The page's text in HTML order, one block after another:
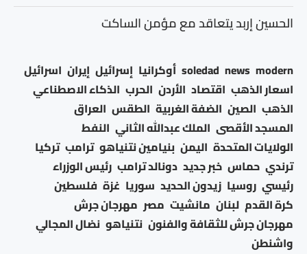
الحسين إربد يتعاقد مع مؤمن الساكت
modern
news
soledad أوكرانيا إسرائيل إيران اسرائيل
اسعار الذهب اقتصاد الأردن الحرب الذكاء الاصطناعي
الذهب الصين الضفة الغربية الطقس العراق
المسجد الأقصى الملك عبدالله الثاني النفط
الولايات المتحدة اليمن بنيامين نتنياهو ترامب تركيا
ترندي حماس خبر جديد دونالد ترامب رئيس الوزراء
رئيسي روسيا زيدون الحديد سوريا غزة فلسطين
كرة القدم لبنان مانشيت مصر مهرجان جرش
مهرجان جرش للثقافة والفنون نتنياهو نضال المجالي
واشنطن